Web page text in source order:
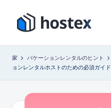
テ
に
ス
テ
ッ
バ
家 バケーションレンタルのヒント
ョンレンタルホストのための必須ガイド